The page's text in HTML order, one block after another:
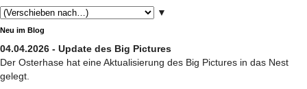
▼
Neu im Blog
04.04.2026 - Update des Big Pictures
Der Osterhase hat eine Aktualisierung des Big Pictures in das Nest
gelegt.